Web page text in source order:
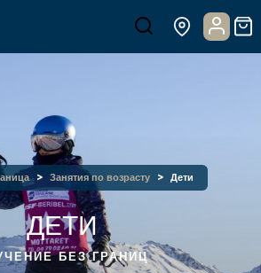
Занятия по возрасту Дети
ДЕТИ
БЕЗ ГРАНИЦ